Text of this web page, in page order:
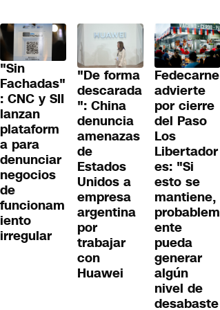
"Sin
Fachadas"
: CNC y SII
lanzan
plataform
a para
denunciar
negocios
de
funcionam
iento
irregular
"De forma
descarada
": China
denuncia
amenazas
de
Estados
Unidos a
empresa
argentina
por
trabajar
con
Huawei
Fedecarne
advierte
por cierre
del Paso
Los
Libertador
es: "Si
esto se
mantiene,
probablem
ente
pueda
generar
algún
nivel de
desabaste